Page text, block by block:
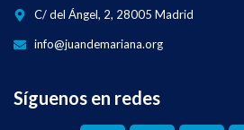
C/ del Ángel, 2, 28005 Madrid
info@juandemariana.org
Síguenos en redes